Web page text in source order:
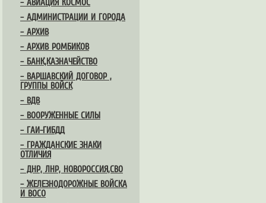
– АВИАЦИЯ КОСМОС
– АДМИНИСТРАЦИИ И ГОРОДА
– АРХИВ
– АРХИВ РОМБИКОВ
– БАНК,КАЗНАЧЕЙСТВО
– ВАРШАВСКИЙ ДОГОВОР ,
ГРУППЫ ВОЙСК
– ВДВ
– ВООРУЖЕННЫЕ СИЛЫ
– ГАИ-ГИБДД
– ГРАЖДАНСКИЕ ЗНАКИ
ОТЛИЧИЯ
– ДНР, ЛНР, НОВОРОССИЯ,СВО
– ЖЕЛЕЗНОДОРОЖНЫЕ ВОЙСКА
И ВОСО